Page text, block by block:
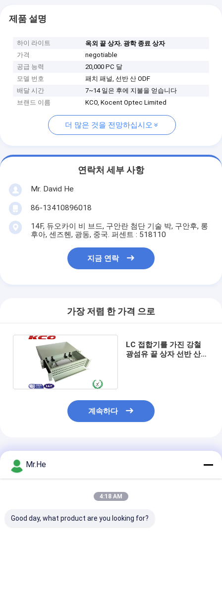
제품 설명
하이 라이트 옥외 끝 상자, 광학 종료 상자
가격
negotiable
공급 능력
20,000 PC 달
모델 번호
패치 패널, 선반 산 ODF
배달 시간
7~14 일은 후에 지불을 얻습니다
브랜드 이름
KCO, Kocent Optec Limited
더 많은 것을 전망하십시오
연락처 세부 사항
Mr. David He
86-13410896018
14F, 듀오카이 비 브드, 구안란 첨단 기술 박, 구안후, 롱
후아, 센즈헨, 광동, 중국. 퍼센트 : 518110
지금 연락
가장 저렴 한 가격 으로
LC 접합기를 가진 강철
광섬유 끝 상자 선반 산
계속하다
Mr.He
4:18 AM
Good day, what product are you looking for?